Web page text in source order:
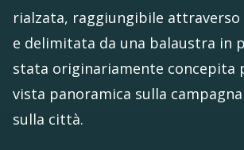
rialzata, raggiungibile attraverso
e delimitata da una balaustra in
stata originariamente concepita
vista panoramica sulla
sulla città.